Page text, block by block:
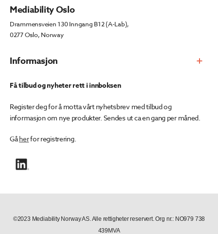
Informasjon
Mediability Oslo
Drammensveien 130 Inngang B12 (A-Lab),
0277 Oslo, Norway
Få tilbud og nyheter rett i innboksen
Register deg for å motta vårt nyhetsbrev med tilbud og
informasjon om nye produkter. Sendes ut ca en gang per måned.
Gåherfor registrering.
©2023 Mediability Norway AS. Alle rettigheter reservert. Org nr.: NO979 738
439MVA